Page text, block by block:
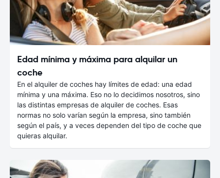
Edad mínima y máxima para alquilar un
coche
En el alquiler de coches hay límites de edad: una edad
mínima y una máxima. Eso no lo decidimos nosotros, sino
las distintas empresas de alquiler de coches. Esas
normas no solo varían según la empresa, sino también
según el país, y a veces dependen del tipo de coche que
quieras alquilar.